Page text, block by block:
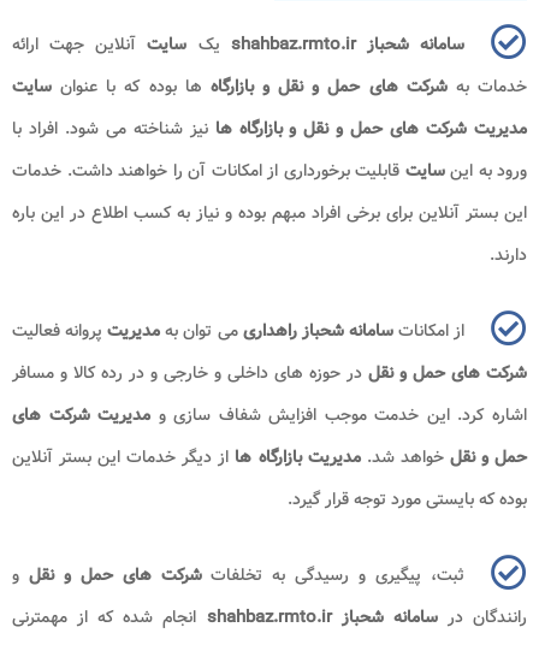
سامانه شحبازshahbaz.rmto.ir یک سایت آنلاین جهت ارائه
خدمات به شرکت های حمل و نقل و بازارگاه ها بوده که با عنوان سایت
مدیریت شرکت های حمل و نقل و بازارگاه ها نیز شناخته می شود. افراد با
ورود به اینسایت قابلیت برخورداری از امکانات آن را خواهند داشت. خدمات
این بستر آنلاین برای برخی افراد مبهم بوده و نیاز به کسب اطلاع در این باره
دارند.
از امکاناتسامانه شحباز راهداریمی توان بهمدیریت پروانه فعالیت
شرکت های حمل و نقل در حوزه های داخلی و خارجی و در رده کالا و مسافر
اشاره کرد. این خدمت موجب افزایش شفاف سازی و مدیریت شرکت های
حمل و نقلخواهد شد.مدیریت بازارگاه ها از دیگر خدمات این بستر آنلاین
بوده که بایستی مورد توجه قرار گیرد.
ثبت، پیگیری و رسیدگی به تخلفاتشرکت های حمل و نقل و
رانندگان درسامانه شحبازshahbaz.rmto.ir انجام شده که از مهمترنی